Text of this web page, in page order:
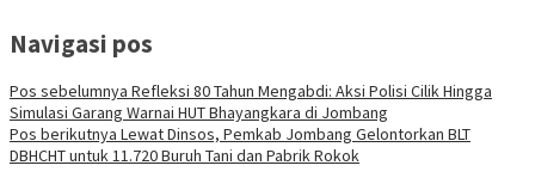
Navigasi pos
Pos sebelumnya Refleksi 80 Tahun Mengabdi: Aksi Polisi Cilik Hingga
Simulasi Garang Warnai HUT Bhayangkara di Jombang
Pos berikutnya Lewat Dinsos, Pemkab Jombang Gelontorkan BLT
DBHCHT untuk 11.720 Buruh Tani dan Pabrik Rokok